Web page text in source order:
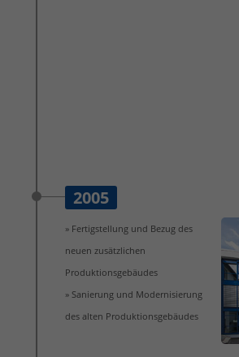
2005
» Fertigstellung und Bezug des
neuen zusätzlichen
Produktionsgebäudes
» Sanierung und Modernisierung
des alten Produktionsgebäudes